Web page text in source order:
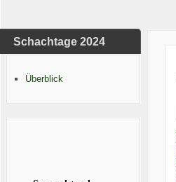
Schachtage 2024
Überblick